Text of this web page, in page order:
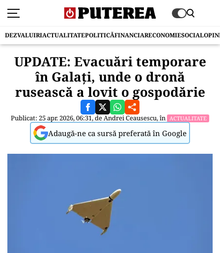
DEZVALUIRIACTUALITATEPOLITICĂFINANCIARECONOMIESOCIAL
UPDATE: Evacuări temporare
în Galați, unde o dronă
rusească a lovit o gospodărie
Publicat: 25 apr. 2026, 06:31, deAndrei Ceausescu, în ACTUALITATE
Adaugă-ne ca sursă preferată în Google